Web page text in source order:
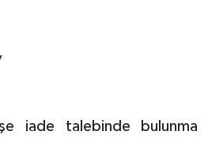
iade talebinde bulunma